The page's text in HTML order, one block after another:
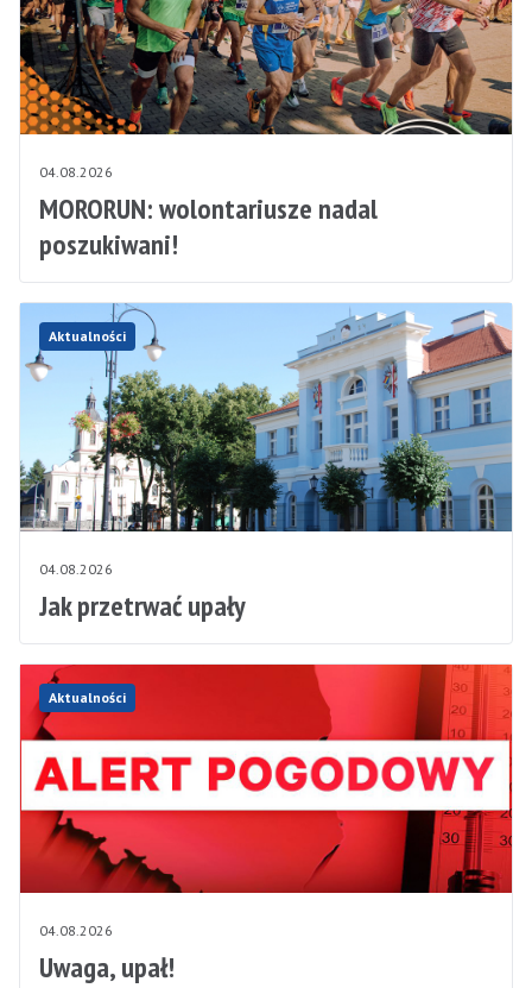
04.08.2026
MORORUN: wolontariusze nadal
poszukiwani!
Aktualności
04.08.2026
Jak przetrwać upały
Aktualności
04.08.2026
Uwaga, upał!